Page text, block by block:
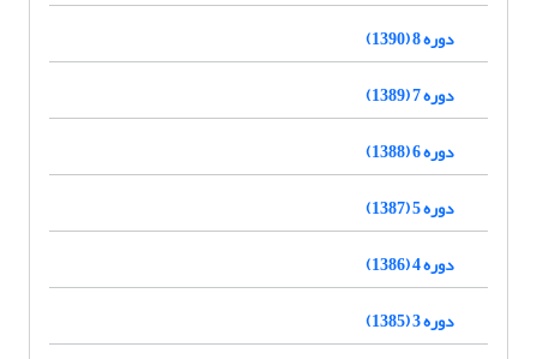
دوره 8 (1390)
دوره 7 (1389)
دوره 6 (1388)
دوره 5 (1387)
دوره 4 (1386)
دوره 3 (1385)